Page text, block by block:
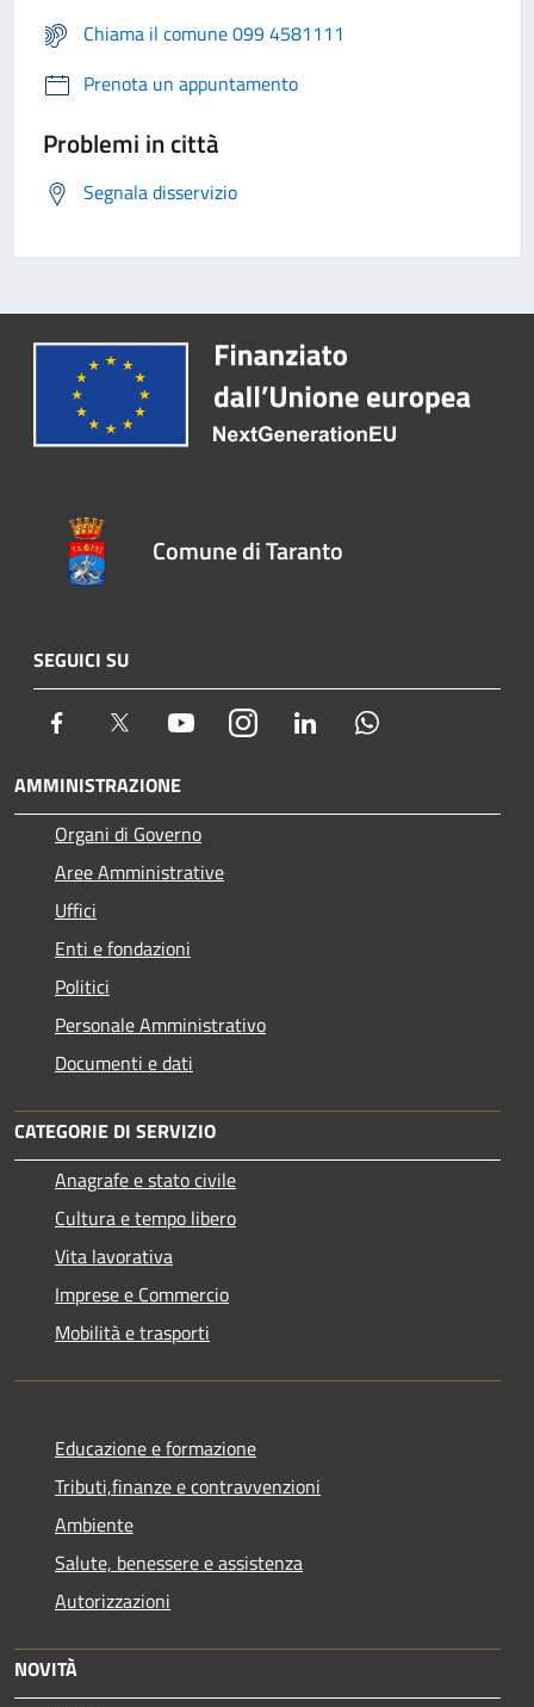
Chiama il comune 099 4581111
Prenota un appuntamento
Problemi in città
Segnala disservizio
Comune di Taranto
SEGUICI SU
Facebook Twitter YoutubeInstagram LinkedIn
AMMINISTRAZIONE
Organi di Governo
Aree Amministrative
Uffici
Enti e fondazioni
Politici
Personale Amministrativo
Documenti e dati
CATEGORIE DI SERVIZIO
Anagrafe e stato civile
Cultura e tempo libero
Vita lavorativa
Imprese e Commercio
Mobilità e trasporti
Educazione e formazione
Tributi,finanze e contravvenzioni
Ambiente
Salute, benessere e assistenza
Autorizzazioni
NOVITÀ